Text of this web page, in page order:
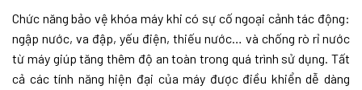
Chức năng bảo vệ khóa máy khi có sự cố ngoại cảnh tác động:
ngập nước, va đập, yếu điện, thiếu nước… và chống rò rỉ nước
từ máy giúp tăng thêm độ an toàn trong quá trình sử dụng. Tất
cả các tính năng hiện đại của máy được điều khiển dễ dàng